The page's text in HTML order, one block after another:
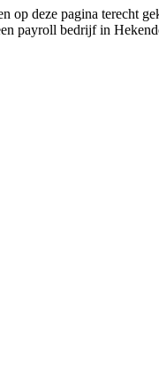
deze pagina terecht
payroll bedrijf in